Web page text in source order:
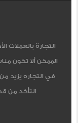
التجارة
الممكن ألا تكون
في التجاره يزيد
التأكد من